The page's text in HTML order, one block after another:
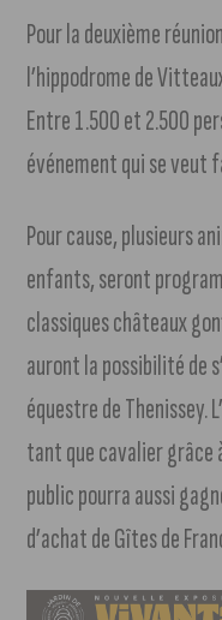
Pour la deuxième
l’hippodrome de
Entre 1.500 et 2.500
événement qui se veut
Pour cause, plusieurs
enfants, seront
classiques châteaux
auront la possibilité de
équestre de Thenissey.
tant que cavalier grâce
public pourra aussi
d’achat de Gîtes de